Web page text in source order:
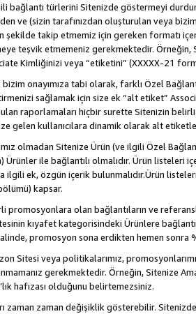
bağlantı türlerini Sitenizde göstermeyi
ve (sizin tarafınızdan oluşturulan veya
takip etmemiz için gereken formatı
teşvik etmemeniz gerekmektedir. Örneğin,
Kimliğinizi veya “etiketini” (XXXXX-21
onayımıza tabi olarak, farklı Özel
sağlamak için size ek “alt etiket”
raporlamaları hiçbir surette Sitenizin belirli
gelen kullanıcılara dinamik olarak alt
olmadan Sitenize Ürün (ve ilgili Özel
Ürünler ile bağlantılı olmalıdır. Ürün listeleri
ilgili ek, özgün içerik bulunmalıdır.Ürün
kapsar.
promosyonlara olan bağlantıların ve
kıyafet kategorisindeki Ürünlere
promosyon sona erdikten hemen sonra
Sitesi veya politikalarımız,
gerekmektedir. Örneğin, Sitenize
hafızası olduğunu belirtemezsiniz.
zaman zaman değişiklik gösterebilir.